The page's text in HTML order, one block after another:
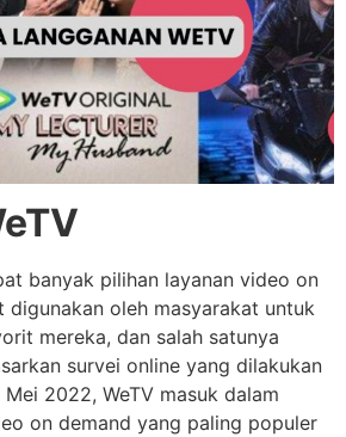
banyak pilihan layanan video on
digunakan oleh masyarakat untuk
mereka, dan salah satunya
survei online yang dilakukan
2022, WeTV masuk dalam
on demand yang paling populer